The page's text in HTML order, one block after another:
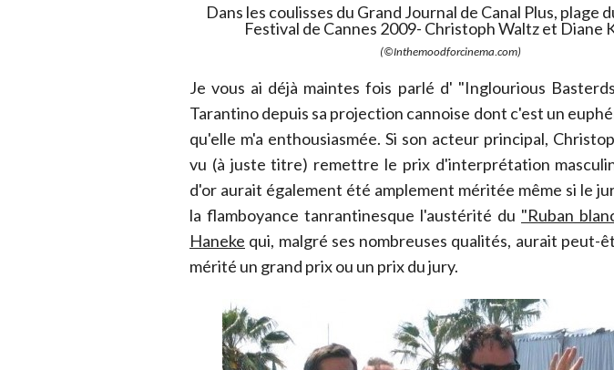
Dans les coulisses du Grand Journal de Canal Plus, plage
Festival de Cannes 2009- Christoph Waltz et Diane
(©Inthemoodforcinema.com)
Je vous ai déjà maintes fois parlé d' "Inglourious
Tarantino depuis sa projection cannoise dont c'est un
qu'elle m'a enthousiasmée. Si son acteur principal,
vu (à juste titre) remettre le prix d'interprétation
d'or aurait également été amplement méritée même si le
la flamboyance tanrantinesque l'austérité du "Ruban
Haneke qui, malgré ses nombreuses qualités, aurait peut-
mérité un grand prix ou un prix du jury.